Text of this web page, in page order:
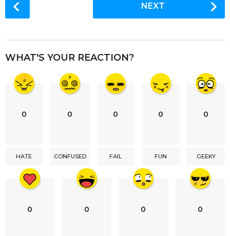
o
P
NEXT
WHAT'S YOUR REACTION?
0
HATE
0
CONFUSED
0
FAIL
0
FUN
0
GEEKY
0 0 0 0